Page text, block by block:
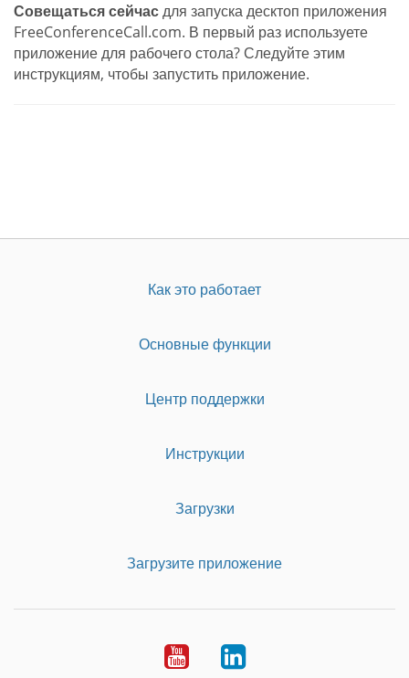
Совещаться сейчасдля запуска десктоп приложения
FreeConferenceCall.com. В первый раз используете
приложение для рабочего стола? Следуйте этим
инструкциям, чтобы запустить приложение.
Как это работает
Основные функции
Центр поддержки
Инструкции
Загрузки
Загрузите приложение
YoutubeLinkedIn